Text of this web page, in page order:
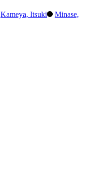
Kameya, Itsuki
Minase,